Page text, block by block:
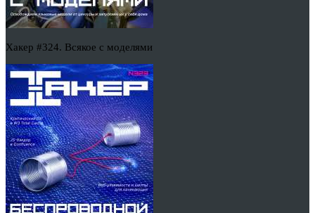
Хакер #324. Всякое с моделями